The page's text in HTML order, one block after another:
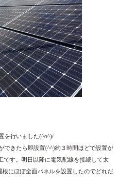
を行いました(^o^)/
できたら即設置(^^)約３時間ほどで設置が
です。明日以降に電気配線を接続して太
にほぼ全面パネルを設置したのでどれだ